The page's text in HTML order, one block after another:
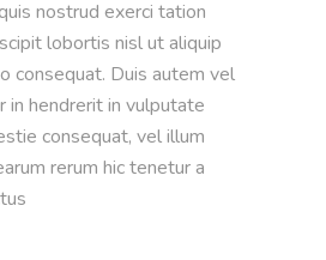
nostrud exerci tation
lobortis nisl ut aliquip
consequat. Duis autem vel
in hendrerit in vulputate
consequat, vel illum
rerum hic tenetur a